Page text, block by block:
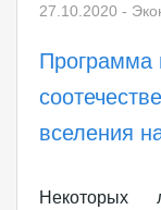
27.10.2020 -
Программа
вселения